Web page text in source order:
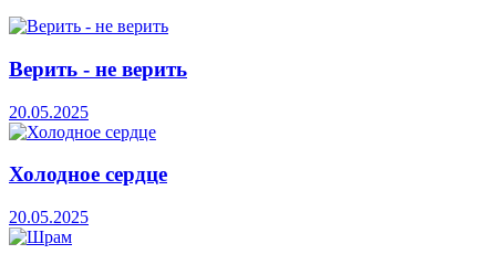
Верить - не верить
20.05.2025
Холодное сердце
20.05.2025